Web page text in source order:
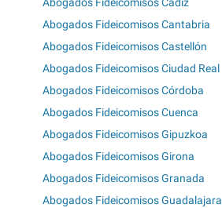
Abogados Fideicomisos Cantabria
Abogados Fideicomisos Castellón
Abogados Fideicomisos Ciudad Real
Abogados Fideicomisos Córdoba
Abogados Fideicomisos Cuenca
Abogados Fideicomisos Gipuzkoa
Abogados Fideicomisos Girona
Abogados Fideicomisos Granada
Abogados Fideicomisos Guadalajara